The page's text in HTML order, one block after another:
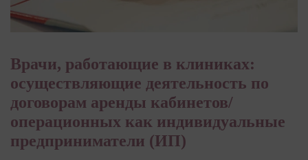
Врачи, работающие в клиниках:
осуществляющие деятельность по
договорам аренды кабинетов/
операционных как индивидуальные
предприниматели (ИП)